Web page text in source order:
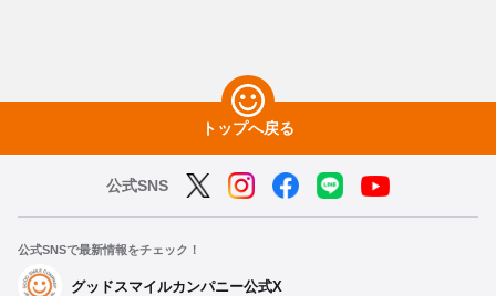
トップへ戻る
公式SNS
公式SNSで最新情報をチェック！
グッドスマイルカンパニー公式X